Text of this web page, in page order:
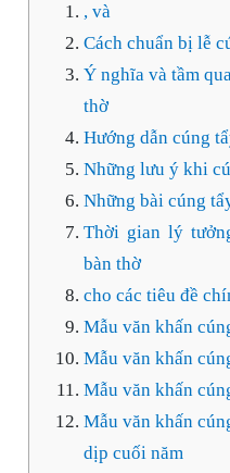
, và
Cách chuẩn bị lễ
Ý nghĩa và tầm
thờ
Hướng dẫn cúng
Những lưu ý khi
Những bài cúng
Thời gian lý
bàn thờ
cho các tiêu đề
Mẫu văn khấn
Mẫu văn khấn
Mẫu văn khấn
Mẫu văn khấn
dịp cuối năm